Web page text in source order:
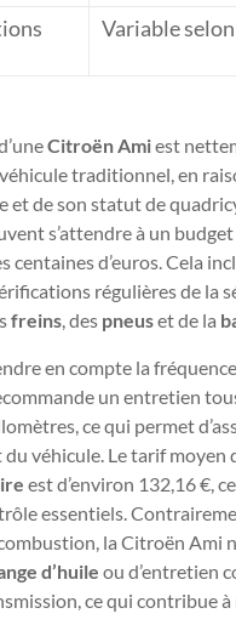
Variable
Citroën Amiest
traditionnel, en
et de son statut de
s’attendre à un
centaines d’euros. Cela
régulières de la
freins, des pneuset de la
en compte la
un entretien
ce qui permet
véhicule. Le tarif moyen
est d’environ 132,16 €,
essentiels.
la Citroën Ami
d’huile ou d’entretien
ce qui contribue